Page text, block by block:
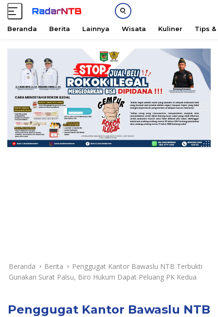
Beranda Berita Lainnya Wisata Kuliner Tips &
Beranda Berita
Penggugat Kantor Bawaslu NTB Terbukti
Gunakan Surat Palsu, Biro Hukum Dapat Peluang PK Kedua
Penggugat Kantor Bawaslu NTB